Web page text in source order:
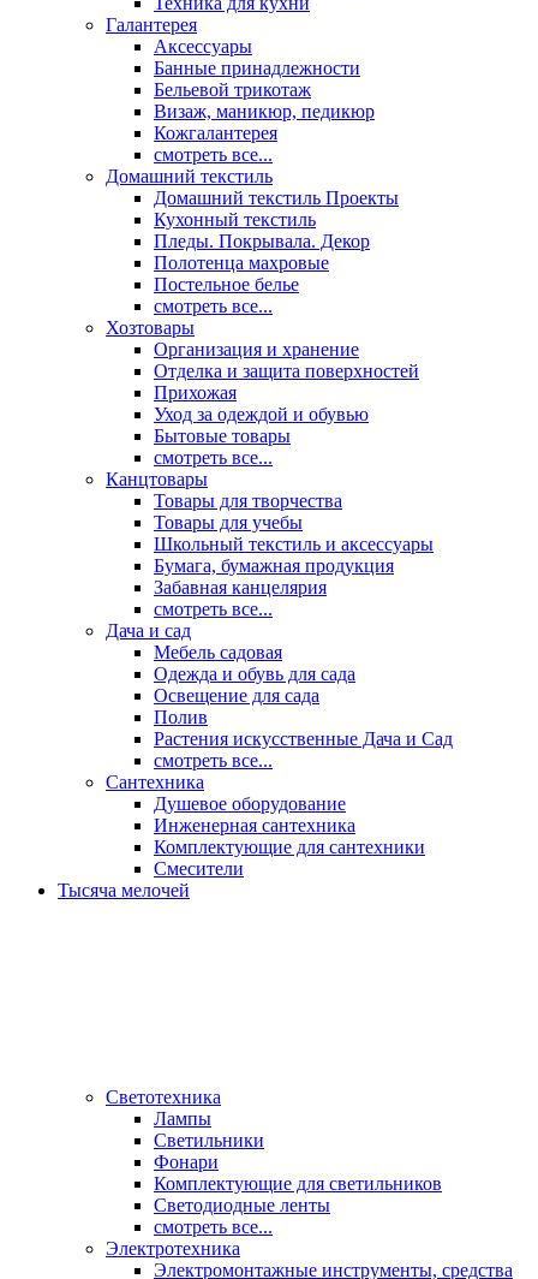
Галантерея
Аксессуары
Банные принадлежности
Бельевой трикотаж
Визаж, маникюр, педикюр
Кожгалантерея
смотреть все...
Домашний текстиль
Домашний текстиль Проекты
Кухонный текстиль
Пледы. Покрывала. Декор
Полотенца махровые
Постельное белье
смотреть все...
Хозтовары
Организация и хранение
Отделка и защита поверхностей
Прихожая
Уход за одеждой и обувью
Бытовые товары
смотреть все...
Канцтовары
Товары для творчества
Товары для учебы
Школьный текстиль и аксессуары
Бумага, бумажная продукция
Забавная канцелярия
смотреть все...
Дача и сад
Мебель садовая
Одежда и обувь для сада
Освещение для сада
Полив
Растения искусственные Дача и Сад
смотреть все...
Сантехника
Душевое оборудование
Инженерная сантехника
Комплектующие для сантехники
Смесители
Тысяча мелочей
Светотехника
Лампы
Светильники
Фонари
Комплектующие для светильников
Светодиодные ленты
смотреть все...
Электротехника
Электромонтажные инструменты, средства